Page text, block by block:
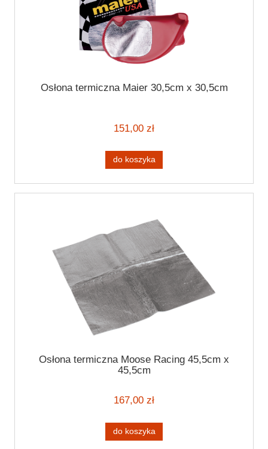
Osłona termiczna Maier 30,5cm x 30,5cm
151,00 zł
do koszyka
Osłona termiczna Moose Racing 45,5cm x
45,5cm
167,00 zł
do koszyka